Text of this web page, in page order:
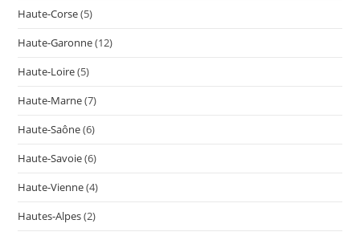
Haute-Corse(5)
Haute-Garonne(12)
Haute-Loire(5)
Haute-Marne(7)
Haute-Saône(6)
Haute-Savoie(6)
Haute-Vienne(4)
Hautes-Alpes(2)